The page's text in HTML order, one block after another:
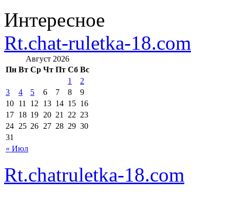
Интересное
Rt.chat-ruletka-18.com
Август 2026
Пн Вт Ср Чт Пт Сб Вс
« Июл
1
2
3
4 5 6 7 8
9
10 11 12 13 14 15 16
17 18 19 20 21 22 23
24 25 26 27 28 29 30
31
Rt.chatruletka-18.com